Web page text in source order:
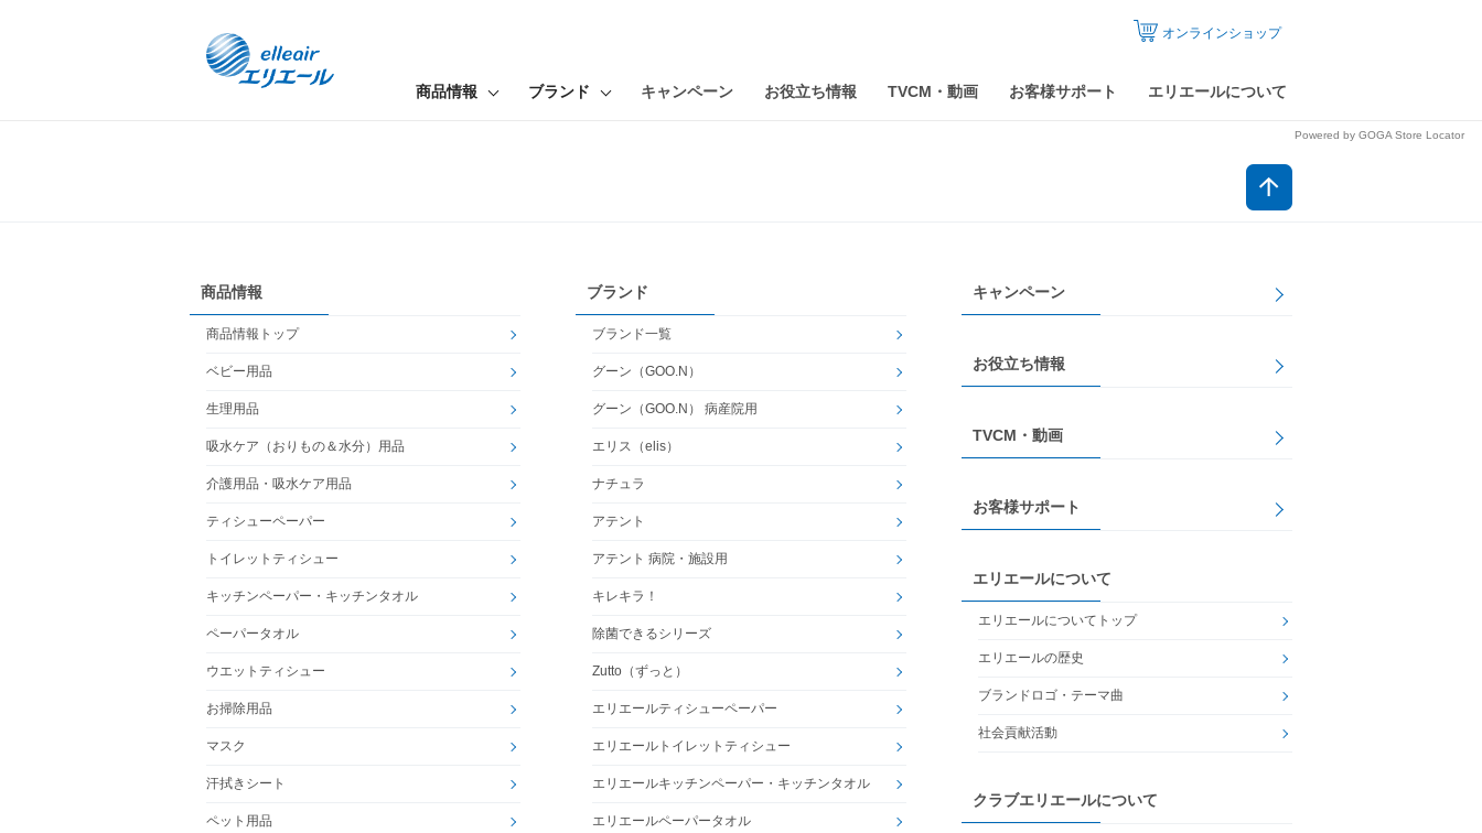
商品情報 ブランド キャンペーン お役立ち情報 TVCM・動画 お客様サポート エリエールについて
オンラインショップ
Powered by GOGA Store Locator
商品情報
商品情報トップ
ベビー用品
生理用品
吸水ケア（おりもの＆水分）用品
介護用品・吸水ケア用品
ティシューペーパー
トイレットティシュー
キッチンペーパー・キッチンタオル
ペーパータオル
ウエットティシュー
お掃除用品
マスク
汗拭きシート
ペット用品
ブランド
ブランド一覧
グーン（GOO.N）
グーン（GOO.N） 病産院用
エリス（elis）
ナチュラ
アテント
アテント 病院・施設用
キレキラ！
除菌できるシリーズ
Zutto（ずっと）
エリエールティシューペーパー
エリエールトイレットティシュー
エリエールキッチンペーパー・キッチンタオル
エリエールペーパータオル
キャンペーン
お役立ち情報
TVCM・動画
お客様サポート
エリエールについて
エリエールについてトップ
エリエールの歴史
ブランドロゴ・テーマ曲
社会貢献活動
クラブエリエールについて